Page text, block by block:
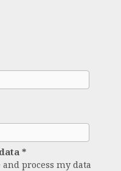
*
process my data